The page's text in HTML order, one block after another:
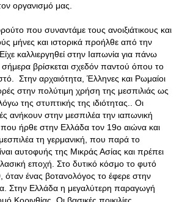
οργανισμό μας.
που συναντάμε τους ανοιξιάτικους και
μήνες και ιστορικά προήλθε από την
καλλιεργηθεί στην Ιαπωνία για πάνω
βρίσκεται σχεδόν παντού όπου το
Στην αρχαιότητα, Έλληνες και Ρωμαίοι
στην πολύτιμη χρήση της μεσπιλιάς ως
της στυπτικής της ιδιότητας.. Οι
ανήκουν στην μεσπιλέα την ιαπωνική
ήρθε στην Ελλάδα τον 19ο αιώνα και
τη γερμανική, που παρά το
αυτοφυής της Μικράς Ασίας και πρέπει
εποχή. Στο δυτικό κόσμο το φυτό
όταν ένας βοτανολόγος το έφερε στην
Στην Ελλάδα η μεγαλύτερη παραγωγή